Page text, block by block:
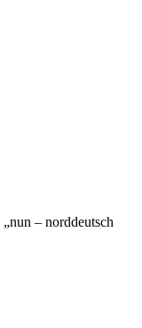
– norddeutsch